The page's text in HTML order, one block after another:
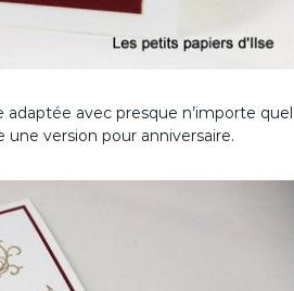
avec presque n’importe quel
version pour anniversaire.